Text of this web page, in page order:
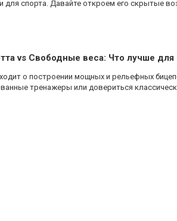
для спорта. Давайте откроем его скрытые
vs Свободные веса: Что лучше для
о построении мощных и рельефных
тренажеры или довериться